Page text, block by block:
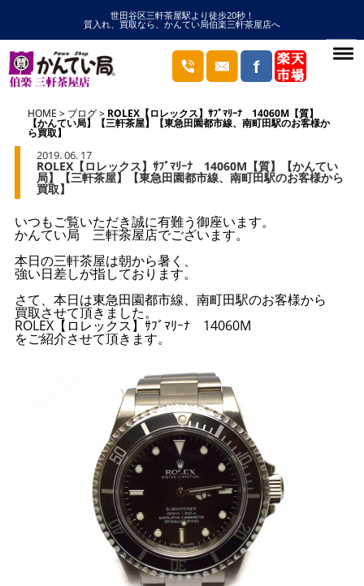
世田谷区三軒茶屋駅より徒歩20秒！
質入れ、買取なら、かんてい局伯楽三軒茶屋店へ
HOME ブログ ROLEX【ロレックス】ｻﾌﾞﾏﾘｰﾅ 14060M【質】
【かんてい局】【三軒茶屋】【東急田園都市線、南町田駅のお客様か
ら買取】
2019. 06. 17
ROLEX【ロレックス】ｻﾌﾞﾏﾘｰﾅ 14060M【質】【かんてい
局】【三軒茶屋】【東急田園都市線、南町田駅のお客様から
買取】
いつもご覧いただき誠に有難う御座います。
かんてい局 三軒茶屋店でございます。
本日の三軒茶屋は朝から暑く、
強い日差しが指しております。
さて、本日は東急田園都市線、南町田駅のお客様から
買取させて頂きました。
ROLEX【ロレックス】ｻﾌﾞﾏﾘｰﾅ 14060M
をご紹介させて頂きます。